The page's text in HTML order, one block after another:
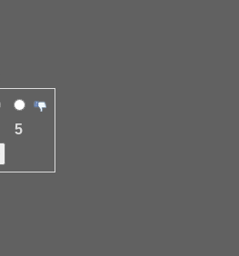
5